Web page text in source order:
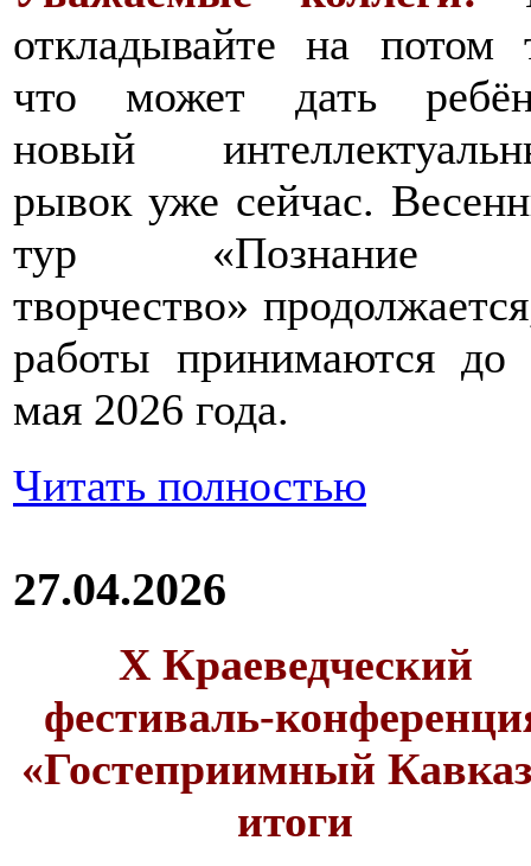
откладывайте на потом
что может дать
новый
рывок уже сейчас.
тур «Познание
творчество»
работы принимаются до
мая 2026 года.
Читать полностью
27.04.2026
X Краеведческий
фестиваль-
«Гостеприимный
итоги